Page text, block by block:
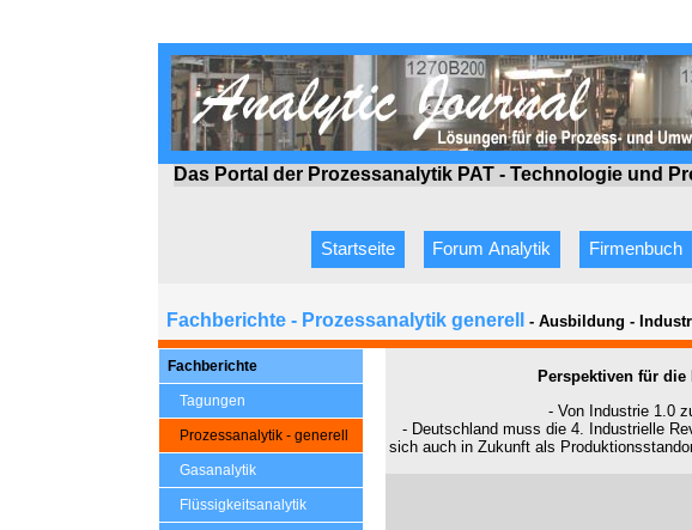
Das Portal der Prozessanalytik PAT - Technologie und
Startseite Forum Analytik Firmenbuch
Fachberichte - Prozessanalytik generell - Ausbildung -
Fachberichte
Tagungen
Prozessanalytik - generell
Gasanalytik
Flüssigkeitsanalytik
Perspektiven für
- Von Industrie 1.0
- Deutschland muss die 4. Industrielle
sich auch in Zukunft als